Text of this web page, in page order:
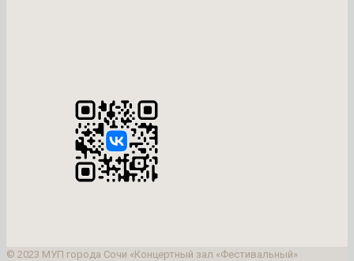
© 2023 МУП города Сочи «Концертный зал «Фестивальный»